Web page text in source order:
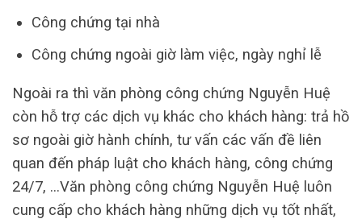
Công chứng tại nhà
Công chứng ngoài giờ làm việc, ngày nghỉ lễ
Ngoài ra thì văn phòng công chứng Nguyễn Huệ
còn hỗ trợ các dịch vụ khác cho khách hàng: trả hồ
sơ ngoài giờ hành chính, tư vấn các vấn đề liên
quan đến pháp luật cho khách hàng, công chứng
24/7, …Văn phòng công chứng Nguyễn Huệ luôn
cung cấp cho khách hàng những dịch vụ tốt nhất,